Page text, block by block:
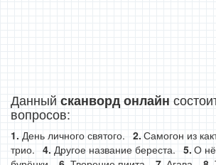
Данный сканворд онлайн
вопросов:
День личного святого. Самогон из
трио.
Другое название береста.
О